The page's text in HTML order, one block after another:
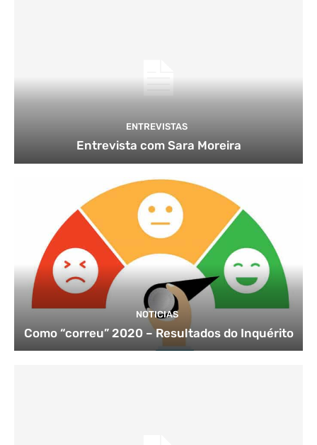
ENTREVISTAS
Entrevista com Sara Moreira
NOTICIAS
Como “correu” 2020 – Resultados do Inquérito